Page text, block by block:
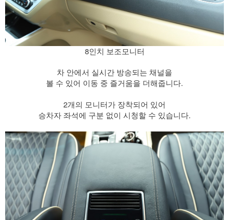
8인치 보조모니터
차 안에서 실시간 방송되는 채널을
볼 수 있어 이동 중 즐거움을 더해줍니다.
​ 2개의 모니터가 장착되어 있어
승차자 좌석에 구분 없이 시청할 수 있습니다.